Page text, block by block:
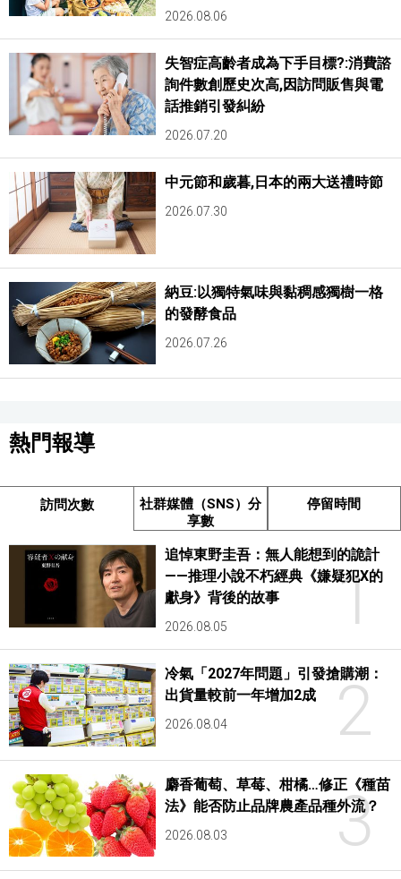
2026.08.06
失智症高齡者成為下手目標?:消費諮
詢件數創歷史次高,因訪問販售與電
話推銷引發糾紛
2026.07.20
中元節和歲暮,日本的兩大送禮時節
2026.07.30
納豆:以獨特氣味與黏稠感獨樹一格
的發酵食品
2026.07.26
熱門報導
訪問次數
社群媒體（SNS）分
享數
停留時間
1
追悼東野圭吾：無人能想到的詭計
——推理小說不朽經典《嫌疑犯X的
獻身》背後的故事
2026.08.05
2
冷氣「2027年問題」引發搶購潮：
出貨量較前一年增加2成
2026.08.04
3
麝香葡萄、草莓、柑橘…修正《種苗
法》能否防止品牌農產品種外流？
2026.08.03